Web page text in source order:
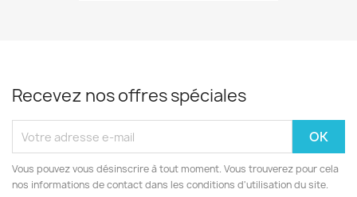
Recevez nos offres spéciales
Vous pouvez vous désinscrire à tout moment. Vous trouverez pour cela
nos informations de contact dans les conditions d'utilisation du site.